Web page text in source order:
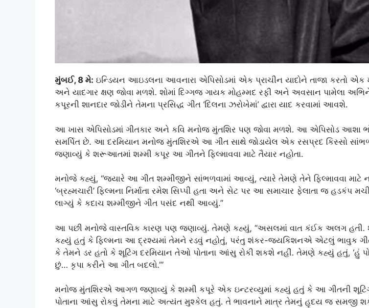
મુંબઈ, 8 મે: ઇન્ડિયન આઇડલના આવનારા એપિસોડમાં એક પ્રાચીન યાદોને તાજા કરતો
અને યાદગાર ક્ષણ જોવા મળશે. શોમાં દિગ્ગજ ગાયક મોહમ્મદ રફી અને અવસાન પામેલા
કપૂરની શાનદાર જોડીને તેમના પ્રસિદ્ધ ગીત ‘દિલના ઝરોખેમાં’ દ્વારા યાદ કરવામાં આવશે.
આ ખાસ એપિસોડમાં ગીતકાર અને કવિ મનોજ મુંતશિર પણ જોવા મળશે. આ એપિસોડ આશા
સમર્પિત છે. આ દરમિયાન મનોજ મુંતશિરએ આ ગીત સાથે જોડાયેલ એક રસપ્રદ કિસ્સો
જણાવ્યું કે શરૂઆતમાં શમ્મી કપૂર આ ગીતને ફિલ્માવવા માટે તૈયાર નહોતા.
મનોજે કહ્યું, “જ્યારે આ ગીત શમ્મીજીને સાંભળવામાં આવ્યું, ત્યારે તેમણે તેને ફિલ્માવવા માટે
‘બ્રહ્મચારી’ ફિલ્મના નિર્માતા રમેશ સિપ્પી હતા અને સેટ પર આ સમાચાર ફેલાતા જ હડકંપ
લાગ્યું કે કદાચ શમ્મીજીને ગીત પસંદ નથી આવ્યું.”
આ પછી મનોજે વાસ્તવિક કારણ પણ જણાવ્યું. તેમણે કહ્યું, “અસલમાં વાત કંઈક અલગ હતી.
કહ્યું હતું કે ફિલ્મના આ દ્રશ્યમાં તેમને રડવું નહોતું, પરંતુ શંકર-જયકિશનએ એટલું ભાવુક
કે તેમને ડર હતો કે શૂટિંગ દરમિયાન તેઓ પોતાના આંસુ રોકી શકશે નહીં. તેમણે કહ્યું હતું, ‘હું
છું… કૃપા કરીને આ ગીત બદલો.’”
મનોજ મુંતશિરએ આગળ જણાવ્યું કે શમ્મી કપૂરે એક ઇન્ટરવ્યુમાં કહ્યું હતું કે આ ગીતની
પોતાના આંસુ રોકવું તેમના માટે અત્યંત મુશ્કેલ હતું. તે ભાવનાને માત્ર તેમનું હૃદય જ સમજી